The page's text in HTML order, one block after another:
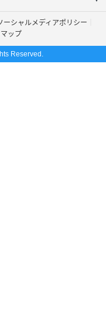
ーシャルメディアポリシー
ップ
Reserved.